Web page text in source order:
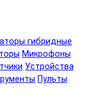
гибридные
Микрофоны
Устройства
Пульты